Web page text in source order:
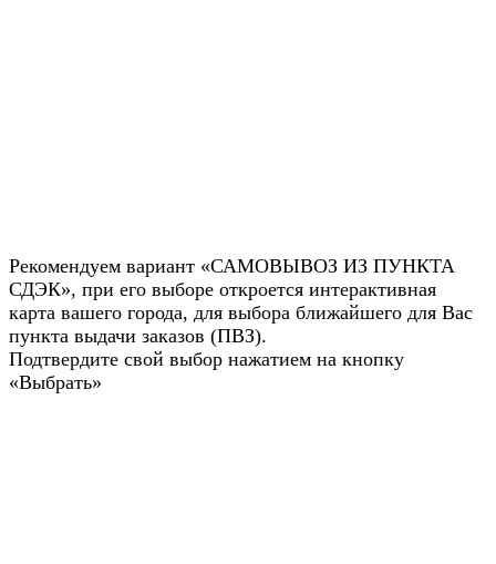
Рекомендуем вариант «САМОВЫВОЗ ИЗ ПУНКТА
СДЭК», при его выборе откроется интерактивная
карта вашего города, для выбора ближайшего для Вас
пункта выдачи заказов (ПВЗ).
Подтвердите свой выбор нажатием на кнопку
«Выбрать»